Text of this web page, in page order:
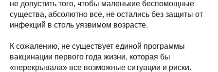
не допустить того, чтобы маленькие беспомощные
существа, абсолютно все, не остались без защиты от
инфекций в столь уязвимом возрасте.
К сожалению, не существует единой программы
вакцинации первого года жизни, которая бы
«перекрывала» все возможные ситуации и риски.